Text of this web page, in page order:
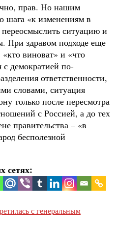
прав. Но нашим
шага «к изменениям в
ситуацию и
При здравом подходе еще
«кто виноват» и «что
с демократией по-
ответственности,
словами, ситуация
только после пересмотра
с Россией, а до тех
правительства – «в
бесполезной
сетях:
с генеральным